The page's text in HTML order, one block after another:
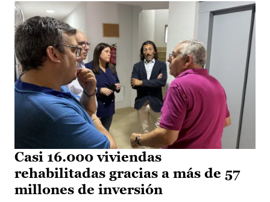
Casi 16.000 viviendas
rehabilitadas gracias a más de 57
millones de inversión